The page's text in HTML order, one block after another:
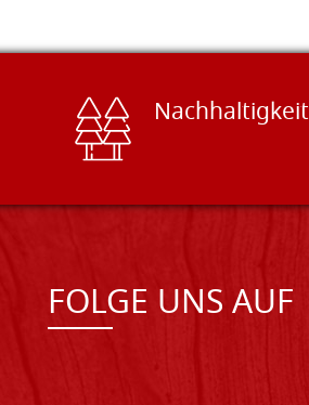
Nachhaltigkeit
FOLGE UNS AUF